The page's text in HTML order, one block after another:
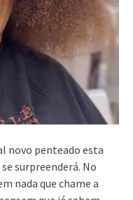
novo penteado esta
surpreenderá. No
nada que chame a